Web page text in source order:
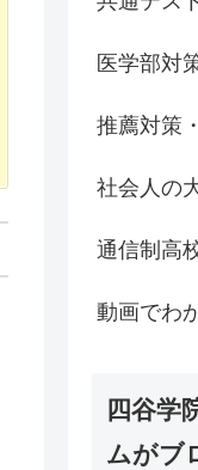
医学部対
推薦対策
社会人の
通信制高
動画でわ
四谷学
ムがブ